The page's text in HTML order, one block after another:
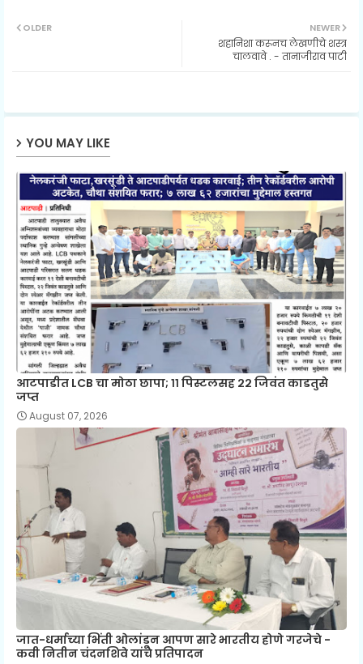
ats
p
NEWER
शहानिशा करूनच लेखणीचे शस्त्र
चालवावे . - तानाजीराव पाटी
OLDER
YOU MAY LIKE
आटपाडीत LCB चा मोठा छापा; ११ पिस्टलसह २२ जिवंत काडतुसे
जप्त
August 07, 2026
जात-धर्माच्या भिंती ओलांडून आपण सारे भारतीय होणे गरजेचे -
कवी नितीन चंदनशिवे यांचे प्रतिपादन